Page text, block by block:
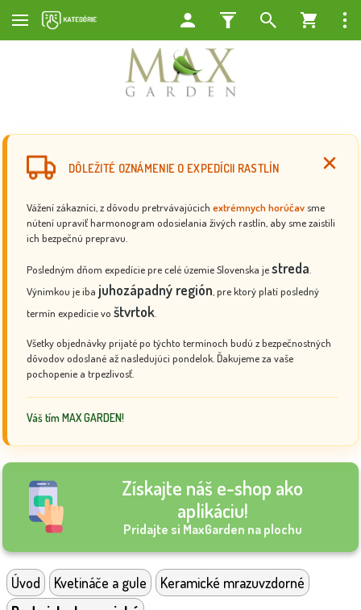
DÔLEŽITÉ OZNÁMENIE O EXPEDÍCII RASTLÍN
Vážení zákazníci, z dôvodu pretrvávajúcich extrémnych horúčav sme
nútení upraviť harmonogram odosielania živých rastlín, aby sme zaistili
ich bezpečnú prepravu.
Posledným dňom expedície pre celé územie Slovenska jestreda
Výnimkou je iba juhozápadný región , pre ktorý platí posledný
termín expedície vo štvrtok
Všetky objednávky prijaté po týchto termínoch budú z bezpečnostných
dôvodov odoslané až nasledujúci pondelok. Ďakujeme za vaše
pochopenie a trpezlivosť.
Váš tím MAX GARDEN!
Získajte náš e-shop ako
aplikáciu!
Pridajte si MaxGarden na plochu
Úvod Kvetináče a gule
Keramické mrazuvzdorné